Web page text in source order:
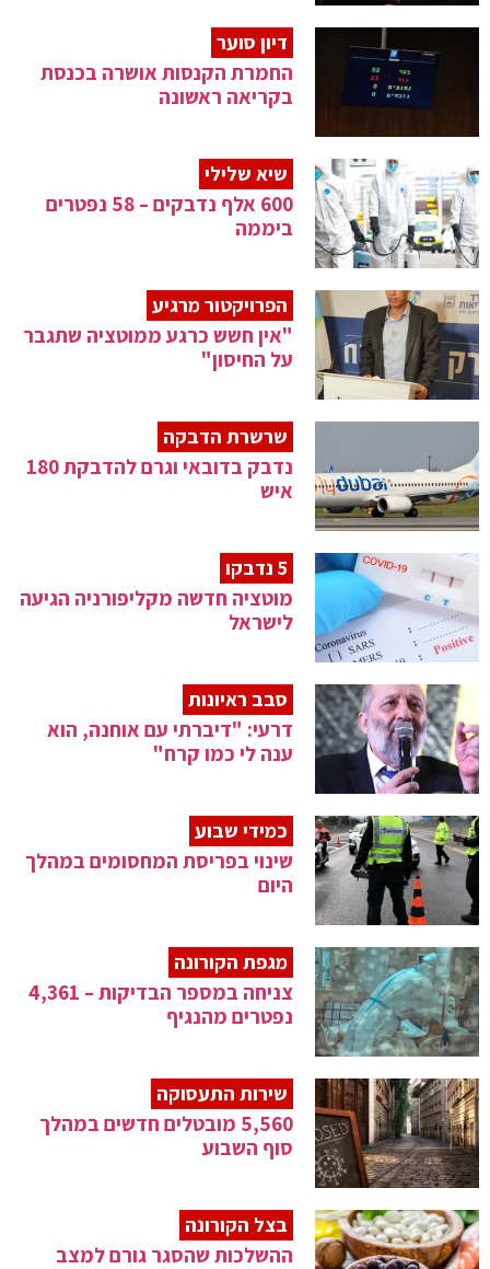
דיון סוער
החמרת הקנסות אושרה בכנסת
בקריאה ראשונה
שיא שלילי
600 אלף נדבקים – 58 נפטרים
ביממה
הפרויקטור מרגיע
"אין חשש כרגע ממוטציה שתגבר
על החיסון"
שרשרת הדבקה
נדבק בדובאי וגרם להדבקת 180
איש
5 נדבקו
מוטציה חדשה מקליפורניה הגיעה
לישראל
סבב ראיונות
דרעי: "דיברתי עם אוחנה, הוא
ענה לי כמו קרח"
כמידי שבוע
שינוי בפריסת המחסומים במהלך
היום
מגפת הקורונה
צניחה במספר הבדיקות – 4,361
נפטרים מהנגיף
שירות התעסוקה
5,560 מובטלים חדשים במהלך
סוף השבוע
בצל הקורונה
ההשלכות שהסגר גורם למצב